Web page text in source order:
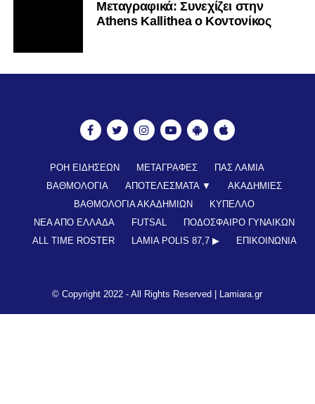
Mεταγραφικά: Συνεχίζει στην
Athens Kallithea ο Κοντονίκος
ΡΟΗ ΕΙΔΗΣΕΩΝ ΜΕΤΑΓΡΑΦΕΣ
ΠΑΣ ΛΑΜΙΑ
ΒΑΘΜΟΛΟΓΙΑ
ΑΠΟΤΕΛΕΣΜΑΤΑ ▼
ΑΚΑΔΗΜΙΕΣ
ΒΑΘΜΟΛΟΓΙΑ ΑΚΑΔΗΜΙΩΝ
ΚΥΠΕΛΛΟ
ΝΕΑ ΑΠΟ ΕΛΛΑΔΑ
FUTSAL
ΠΟΔΟΣΦΑΙΡΟ ΓΥΝΑΙΚΩΝ
ALL TIME ROSTER
LAMIA POLIS 87,7 ▶︎ ΕΠΙΚΟΙΝΩΝΊΑ
© Copyright 2022 - All Rights Reserved | Lamiara.gr